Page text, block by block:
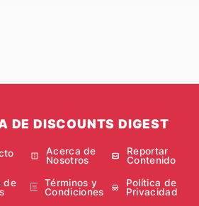
ventajosas enDiscounts Digest.
a las mejores ofertas para
DE DISCOUNTS DIGEST
Acerca de
Nosotros
Reportar
Contenido
de
Términos y
Condiciones
Política de
Privacidad